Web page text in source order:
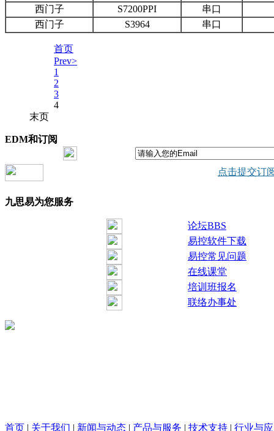
西门子
S7200PPI
串口
西门子
S3964 串口
首页
Prev>
1
2
3
4
末页
EDM和订阅
点击提交订
九思易为您服务
论坛BBS
易控软件下载
易控常见问题
在线课堂
培训班报名
联络办事处
首页 | 关于我们 | 新闻与动态 | 产品与服务 | 技术支持 | 行业与